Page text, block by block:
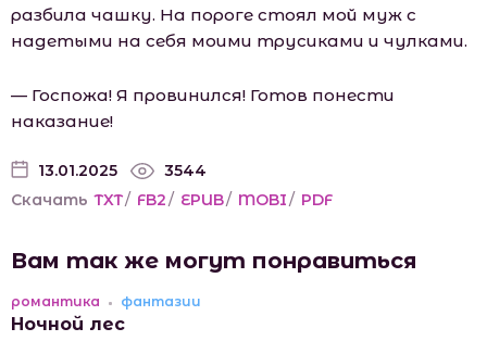
разбила чашку. На пороге стоял мой муж с
надетыми на себя моими трусиками и чулками.
— Госпожа! Я провинился! Готов понести
наказание!
13.01.2025
3544
Скачать TXT/ FB2/ EPUB/ MOBI/ PDF
Вам так же могут понравиться
романтика фантазии
Ночной лес